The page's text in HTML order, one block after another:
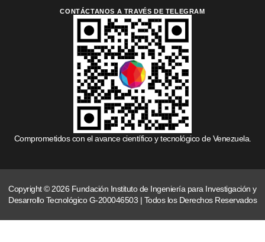
CONTÁCTANOS A TRAVÉS DE TELEGRAM
Comprometidos con el avance científico y tecnológico de Venezuela.
Copyright © 2026 Fundación Instituto de Ingeniería para Investigación y
Desarrollo Tecnológico G-200046503 | Todos los Derechos Reservados